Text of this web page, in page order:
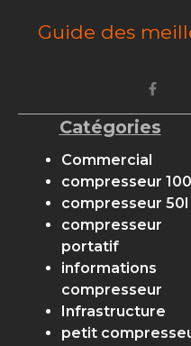
Guide des
Catégories
Commercial
compresseur
compresseur 50l
compresseur
portatif
informations
compresseur
Infrastructure
petit